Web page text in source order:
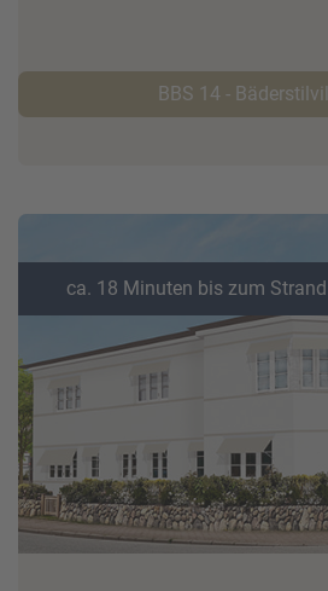
BBS 14 -
ca. 18 Minuten bis zum Strand